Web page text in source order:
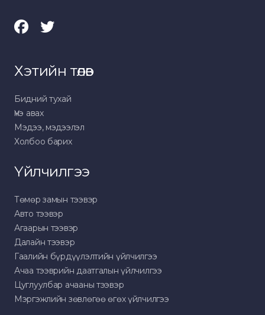
Хэтийн төлөв
Бидний тухай
Үнэ авах
Мэдээ, мэдээлэл
Холбоо барих
Үйлчилгээ
Төмөр замын тээвэр
Авто тээвэр
Агаарын тээвэр
Далайн тээвэр
Гаалийн бүрдүүлэлтийн үйлчилгээ
Ачаа тээврийн даатгалын үйлчилгээ
Цуглуулбар ачааны тээвэр
Мэргэжлийн зөвлөгөө өгөх үйлчилгээ